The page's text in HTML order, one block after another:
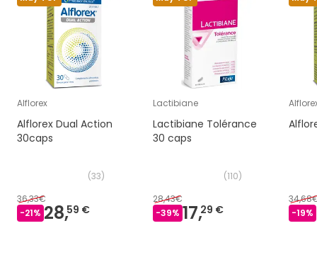
Alflorex
Alflorex Dual Action
30caps
(33)
36,33€
-21% 28,59 €
Lactibiane
Lactibiane Tolérance
30 caps
(110)
28,43€
-39% 17,29 €
-19%